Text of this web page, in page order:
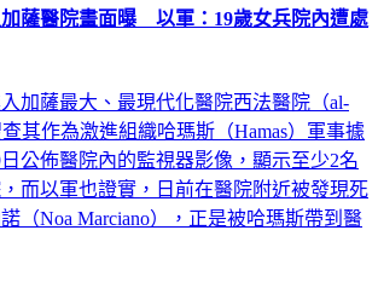
薩醫院畫面曝 以軍：19歲女兵院內遭處
加薩最大、最現代化醫院西法醫院（al-
其作為激進組織哈瑪斯（Hamas）軍事據
公佈醫院內的監視器影像，顯示至少2名
而以軍也證實，日前在醫院附近被發現死
（Noa Marciano），正是被哈瑪斯帶到醫